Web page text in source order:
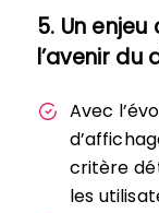
5. Un
l’avenir du
Avec
critère
les